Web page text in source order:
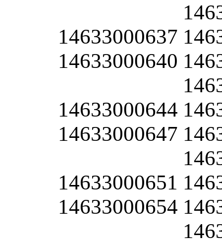
14633000637
14633000640
14633000644
14633000647
14633000651
14633000654